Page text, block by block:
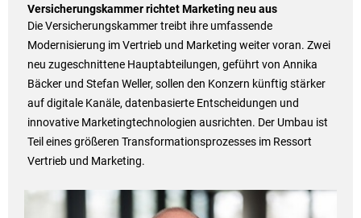
Versicherungskammer richtet Marketing neu aus
Die Versicherungskammer treibt ihre umfassende
Modernisierung im Vertrieb und Marketing weiter voran. Zwei
neu zugeschnittene Hauptabteilungen, geführt von Annika
Bäcker und Stefan Weller, sollen den Konzern künftig stärker
auf digitale Kanäle, datenbasierte Entscheidungen und
innovative Marketingtechnologien ausrichten. Der Umbau ist
Teil eines größeren Transformationsprozesses im Ressort
Vertrieb und Marketing.